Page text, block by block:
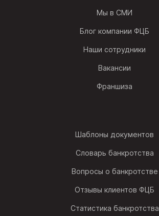
Мы в СМИ
Блог компании ФЦБ
Наши сотрудники
Вакансии
Франшиза
Шаблоны документов
Словарь банкротства
Вопросы о банкротстве
Отзывы клиентов ФЦБ
Статистика банкротства